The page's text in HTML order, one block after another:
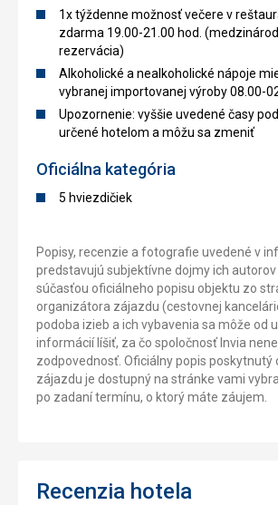
1x týždenne možnosť večere v
zdarma 19.00-21.00 hod.
rezervácia)
Alkoholické a nealkoholické nápoje
vybranej importovanej výroby 08.00-
Upozornenie: vyššie uvedené časy
určené hotelom a môžu sa zmeniť
Oficiálna kategória
5 hviezdičiek
Popisy, recenzie a fotografie uvedené v
predstavujú subjektívne dojmy ich autorov
súčasťou oficiálneho popisu objektu zo
organizátora zájazdu (cestovnej
podoba izieb a ich vybavenia sa môže od
informácií líšiť, za čo spoločnosť Invia
zodpovednosť. Oficiálny popis
zájazdu je dostupný na stránke vami
po zadaní termínu, o ktorý máte záujem.
Recenzia hotela